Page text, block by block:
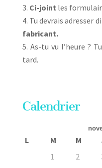
Ci-joint les
Tu devrais adresser
fabricant.
As-tu vu l’heure ?
tard.
Calendrier
L M M
1
2